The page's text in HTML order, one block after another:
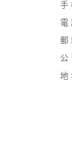
手
電
郵
公
地